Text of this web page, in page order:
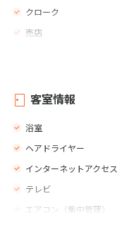
クローク
売店
子供用の遊び場
カジノ
スパセンター
ゴルフ
客室情報
浴室
ヘアドライヤー
インターネットアクセス
テレビ
エアコン（集中管理）